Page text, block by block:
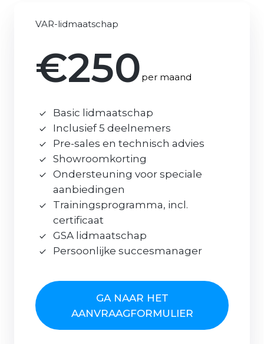
VAR-lidmaatschap
€250 per maand
Basic lidmaatschap
Inclusief 5 deelnemers
Pre-sales en technisch advies
Showroomkorting
Ondersteuning voor speciale
aanbiedingen
Trainingsprogramma, incl.
certificaat
GSA lidmaatschap
Persoonlijke succesmanager
GA NAAR HET
AANVRAAGFORMULIER